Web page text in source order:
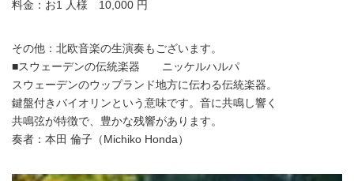
料金：お1 人様 10,000 円
その他：北欧音楽の生演奏もございます。
■スウェーデンの伝統楽器 ニッケルハルパ
スウェーデンのウップランド地方に伝わる伝統楽器。
鍵盤付きバイオリンという意味です。音に共鳴し響く
共鳴弦が特徴で、豊かな残響があります。
奏者：本田 倫子（Michiko Honda）